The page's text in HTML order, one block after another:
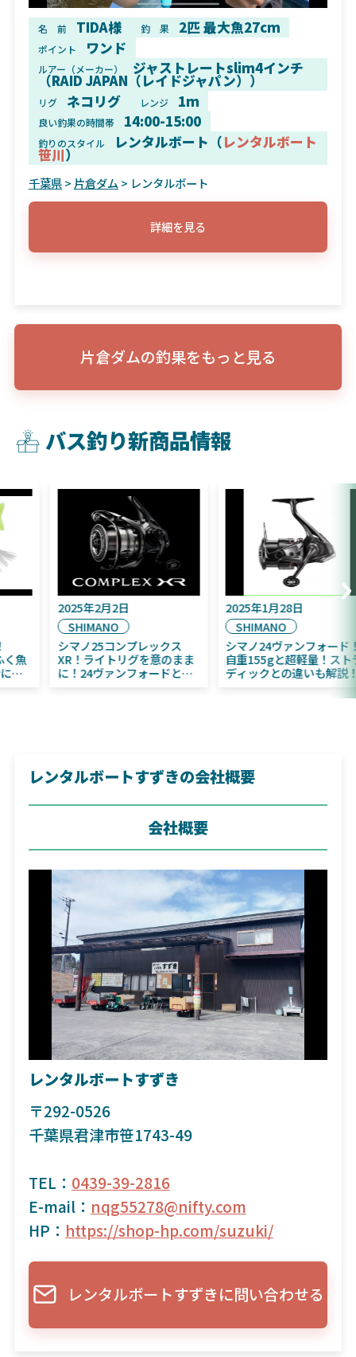
名 前 TIDA様 釣 果 2匹 最大魚27cm
ポイント ワンド
ルアー（メーカー） ジャストレートslim4インチ
（RAID JAPAN（レイドジャパン））
リグ ネコリグ レンジ 1m
良い釣果の時間帯 14:00-15:00
釣りのスタイル レンタルボート（レンタルボート
笹川）
千葉県> 片倉ダム > レンタルボート
詳細を見る
片倉ダムの釣果をもっと見る
バス釣り新商品情報
2025年9月16日
DAIWA
2025年11月発売予定！
DAIWA ふく魚／ちびふく魚
はビッグベイト初心者にお
2025年2月2日
SHIMANO
シマノ25コンプレックス
XR！ライトリグを意のまま
に！24ヴァンフォードとの
レンタルボートすずきの会社概要
会社概要
レンタルボートすずき
〒292-0526
千葉県君津市笹1743-49
TEL： 0439-39-2816
E-mail： nqg55278@nifty.com
HP： https://shop-hp.com/suzuki/
レンタルボートすずきに問い合わせる